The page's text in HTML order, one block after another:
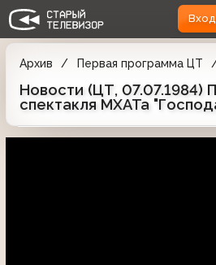
Вход
Архив Первая программа ЦТ
Новости (ЦТ, 07.07.1984)
спектакля МХАТа